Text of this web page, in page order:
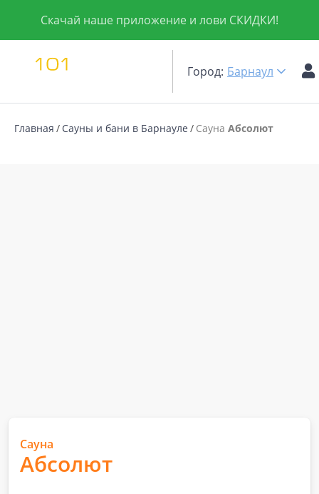
Скачай наше приложение и лови СКИДКИ!
Город: Барнаул
Главная Сауны и бани в Барнауле Сауна Абсолют
Сауна
Абсолют